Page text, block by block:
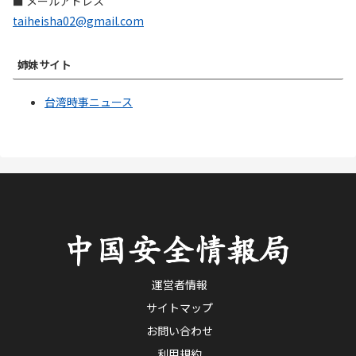
taiheisha02@gmail.com
姉妹サイト
台湾時事ニュース
運営者情報
サイトマップ
お問い合わせ